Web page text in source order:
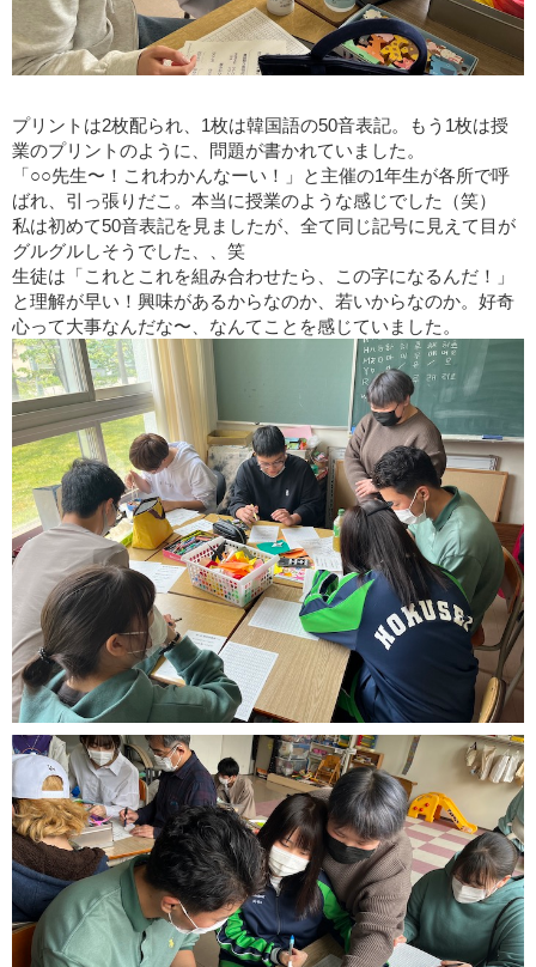
プリントは2枚配られ、1枚は韓国語の50音表記。もう1枚は授
業のプリントのように、問題が書かれていました。
「○○先生〜！これわかんなーい！」と主催の1年生が各所で呼
ばれ、引っ張りだこ。本当に授業のような感じでした（笑）
私は初めて50音表記を見ましたが、全て同じ記号に見えて目が
グルグルしそうでした、、笑
生徒は「これとこれを組み合わせたら、この字になるんだ！」
と理解が早い！興味があるからなのか、若いからなのか。好奇
心って大事なんだな〜、なんてことを感じていました。